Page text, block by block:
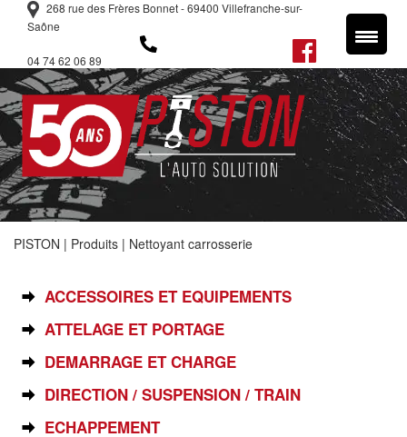
268 rue des Frères Bonnet - 69400 Villefranche-sur-
Saône
04 74 62 06 89
PISTON | Produits | Nettoyant carrosserie
ACCESSOIRES ET EQUIPEMENTS
ATTELAGE ET PORTAGE
DEMARRAGE ET CHARGE
DIRECTION / SUSPENSION / TRAIN
ECHAPPEMENT